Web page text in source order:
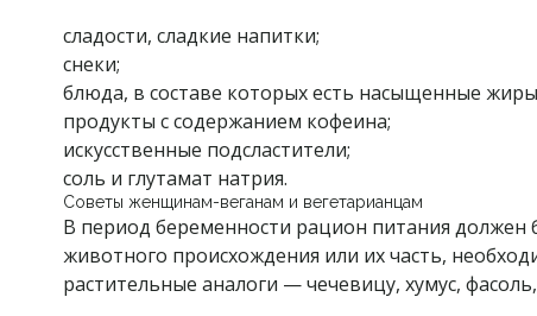
сладости, сладкие напитки;
снеки;
блюда, в составе которых есть насыщенные
продукты с содержанием кофеина;
искусственные подсластители;
соль и глутамат натрия.
Советы женщинам-веганам и вегетарианцам
В период беременности рацион питания
животного происхождения или их часть,
растительные аналоги — чечевицу, хумус,